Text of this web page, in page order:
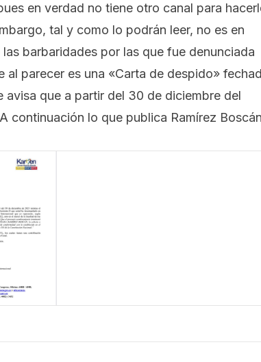
en verdad no tiene otro canal para
tal y como lo podrán leer, no es en
barbaridades por las que fue denunciada
al parecer es una «Carta de despido»
que a partir del 30 de diciembre del
continuación lo que publica Ramírez